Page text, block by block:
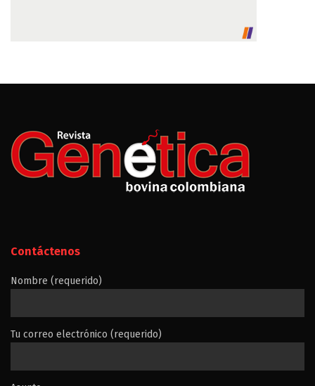
Contáctenos
Nombre (requerido)
Tu correo electrónico (requerido)